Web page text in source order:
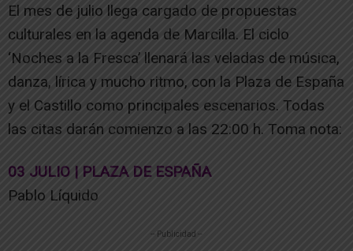
El mes de julio llega cargado de propuestas
culturales en la agenda de Marcilla. El ciclo
‘Noches a la Fresca’ llenará las veladas de música,
danza, lírica y mucho ritmo, con la Plaza de España
y el Castillo como principales escenarios. Todas
las citas darán comienzo a las 22:00 h. Toma nota:
03 JULIO | PLAZA DE ESPAÑA
Pablo Líquido
-- Publicidad --